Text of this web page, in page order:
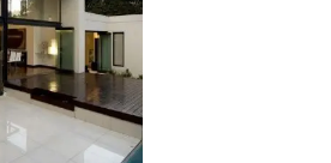
پذیره نویسی منطقه 22
پروژه اطلس
پروژه پدافند ارتش
پروژه نارنجستان ۴
- - نقشه در
- - سقف در
- - ستون در
- - فوندانسیون